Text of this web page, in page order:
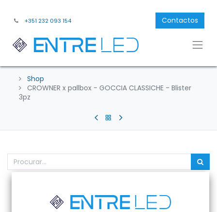
+351 232 093 154 Contactos
Shop
CROWNER x pallbox - GOCCIA CLASSICHE - Blister
3pz